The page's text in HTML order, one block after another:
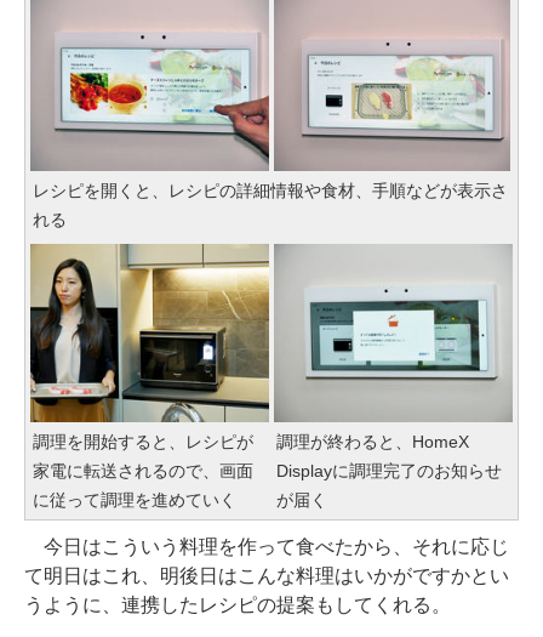
レシピを開くと、レシピの詳細情報や食材、手順などが表示さ
れる
調理を開始すると、レシピが
家電に転送されるので、画面
に従って調理を進めていく
調理が終わると、HomeX
Displayに調理完了のお知らせ
が届く
今日はこういう料理を作って食べたから、それに応じ
て明日はこれ、明後日はこんな料理はいかがですかとい
うように、連携したレシピの提案もしてくれる。